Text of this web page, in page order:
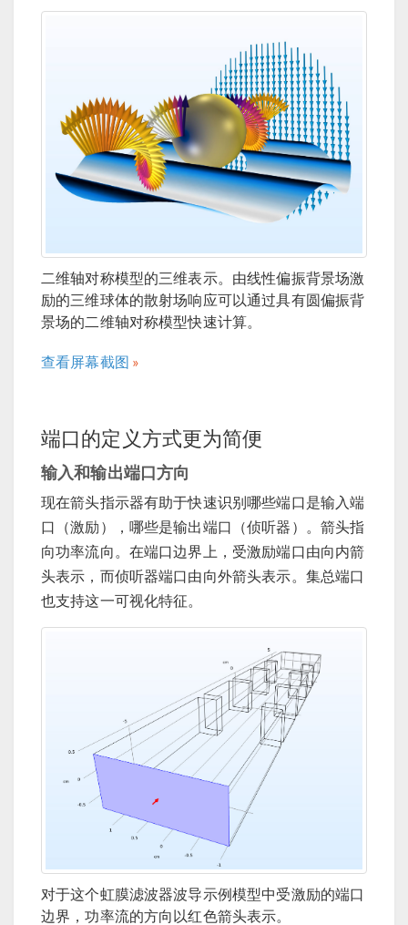
二维轴对称模型的三维表示。由线性偏振背景场激
励的三维球体的散射场响应可以通过具有圆偏振背
景场的二维轴对称模型快速计算。
查看屏幕截图
端口的定义方式更为简便
输入和输出端口方向
现在箭头指示器有助于快速识别哪些端口是输入端
口（激励），哪些是输出端口（侦听器）。箭头指
向功率流向。在端口边界上，受激励端口由向内箭
头表示，而侦听器端口由向外箭头表示。集总端口
也支持这一可视化特征。
对于这个虹膜滤波器波导示例模型中受激励的端口
边界，功率流的方向以红色箭头表示。